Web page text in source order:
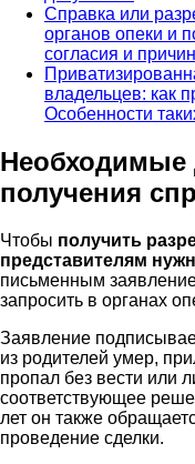
Справка или
органов опеки и
согласия и
владельцев: как
Особенности
Необходимые
получения
Чтобы получить
представителям
письменным
запросить в органах
Заявление
из родителей умер,
пропал без вести или
соответствующее
лет он также
проведение сделки.